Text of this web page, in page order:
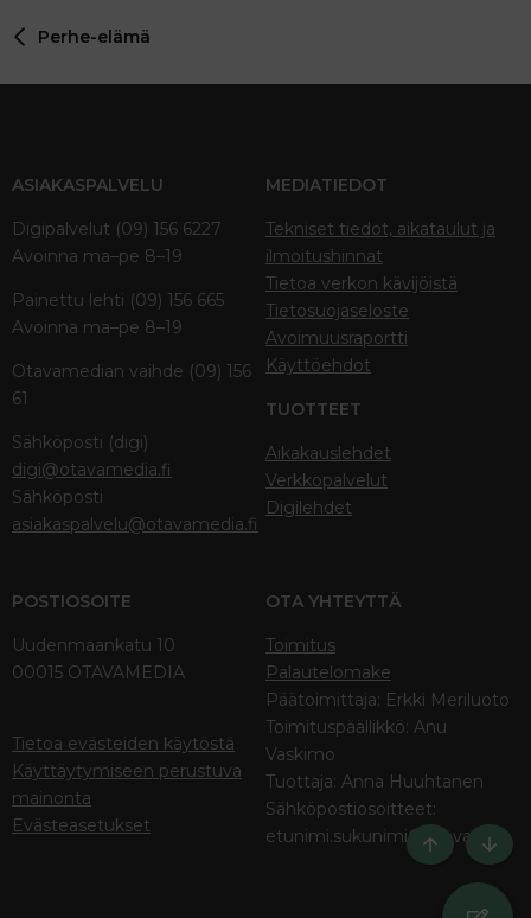
Perhe-elämä
ASIAKASPALVELU
Digipalvelut (09) 156 6227
Avoinna ma–pe 8–19
Painettu lehti (09) 156 665
Avoinna ma–pe 8–19
Otavamedian vaihde (09) 156
61
Sähköposti (digi)
digi@otavamedia.fi
Sähköposti
asiakaspalvelu@otavamedia.fi
MEDIATIEDOT
Tekniset tiedot, aikataulut ja
ilmoitushinnat
Tietoa verkon kävijöistä
Tietosuojaseloste
Avoimuusraportti
Käyttöehdot
TUOTTEET
Aikakauslehdet
Verkkopalvelut
Digilehdet
POSTIOSOITE
Uudenmaankatu 10
00015 OTAVAMEDIA
Tietoa evästeiden käytöstä
Käyttäytymiseen perustuva
mainonta
Evästeasetukset
OTA YHTEYTTÄ
Toimitus
Palautelomake
Päätoimittaja: Erkki Meriluoto
Toimituspäällikkö: Anu
Vaskimo
Tuottaja: Anna Huuhtanen
Sähköpostiosoitteet:
etunimi.sukunimi@otava.fi
Ylös